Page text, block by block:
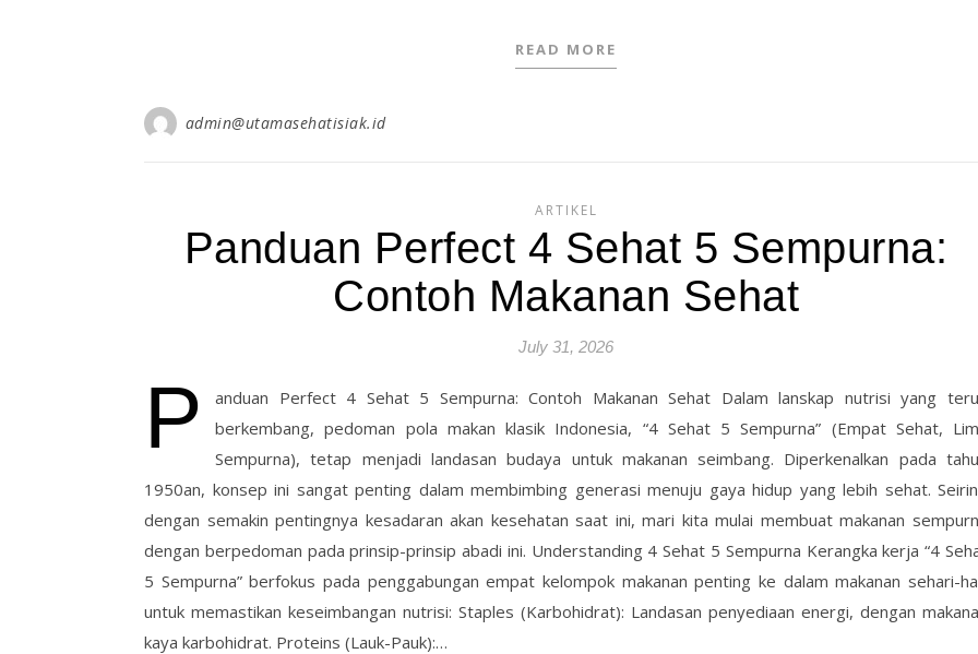
READ MORE
admin@utamasehatisiak.id
ARTIKEL
Panduan Perfect 4 Sehat 5 Sempurna:
Contoh Makanan Sehat
July 31, 2026
P
anduan Perfect 4 Sehat 5 Sempurna: Contoh Makanan Sehat Dalam lanskap nutrisi yang
berkembang, pedoman pola makan klasik Indonesia, “4 Sehat 5 Sempurna” (Empat Sehat,
Sempurna), tetap menjadi landasan budaya untuk makanan seimbang. Diperkenalkan pada
1950an, konsep ini sangat penting dalam membimbing generasi menuju gaya hidup yang lebih sehat.
dengan semakin pentingnya kesadaran akan kesehatan saat ini, mari kita mulai membuat makanan
dengan berpedoman pada prinsip-prinsip abadi ini. Understanding 4 Sehat 5 Sempurna Kerangka kerja “4
5 Sempurna” berfokus pada penggabungan empat kelompok makanan penting ke dalam makanan sehari-
untuk memastikan keseimbangan nutrisi: Staples (Karbohidrat): Landasan penyediaan energi, dengan
kaya karbohidrat. Proteins (Lauk-Pauk):…